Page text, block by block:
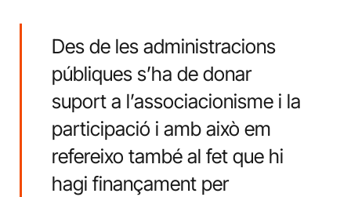
Des de les administracions
públiques s’ha de donar
suport a l’associacionisme i la
participació i amb això em
refereixo també al fet que hi
hagi finançament per